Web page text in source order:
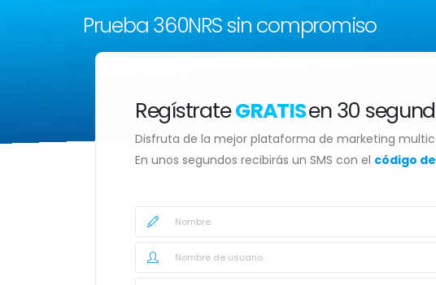
Prueba 360NRS sin compromiso
RegístrateGRATISen 30
Disfruta de la mejor plataforma de marketing
En unos segundos recibirás un SMS con el código